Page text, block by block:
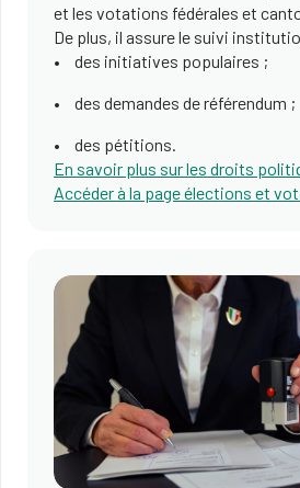
et les votations fédérales et
De plus, il assure le suivi
des initiatives populaires ;
des demandes de référendum ;
des pétitions.
En savoir plus sur les droits
Accéder à la page élections et